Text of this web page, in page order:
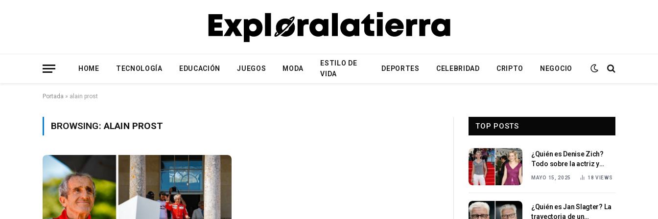
HOME TECNOLOGÍA EDUCACIÓN JUEGOS MODA
ESTILO DE
VIDA
DEPORTES CELEBRIDAD CRIPTO NEGOCIO
Portada » alain prost
BROWSING:ALAIN PROST TOP POSTS
¿Quién es Denise Zich?
Todo sobre la actriz y
excantante alemana
MAYO 15, 2025 18 VIEWS
¿Quién es Jan Slagter? La
trayectoria de un